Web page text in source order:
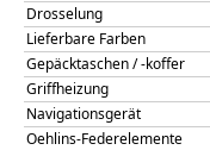
Drosselung
Lieferbare Farben
Gepäcktaschen / -koffer
Griffheizung
Navigationsgerät
Oehlins-Federelemente